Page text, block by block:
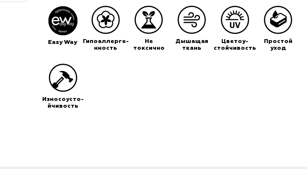
Easy Way
Гипоаллерге-
нность
Не
токсично
Дышащая
ткань
Цветоу-
стойчивость
Простой
уход
Износоусто-
йчивость